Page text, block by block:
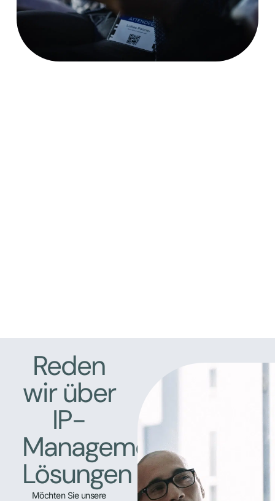
Reden
wir über
IP-
Management-
Lösungen
Möchten Sie unsere